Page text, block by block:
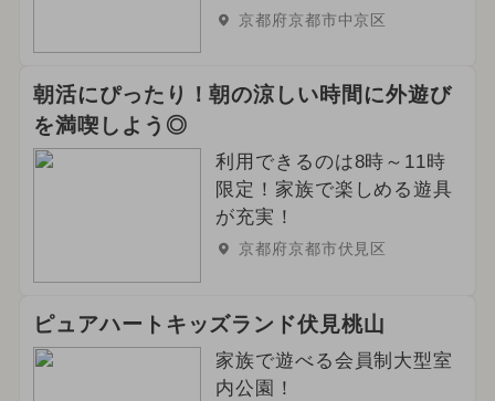
京都府京都市中京区
朝活にぴったり！朝の涼しい時間に外遊び
を満喫しよう◎
利用できるのは8時～11時
限定！家族で楽しめる遊具
が充実！
京都府京都市伏見区
ピュアハートキッズランド伏見桃山
家族で遊べる会員制大型室
内公園！